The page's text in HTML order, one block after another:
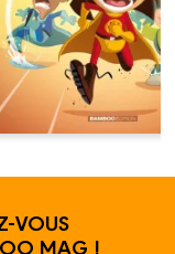
VOUS
MAG !